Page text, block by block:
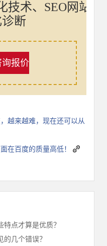
技术、SEO网站
断
询报价
越来越难，现在还可以从
在百度的质量高低！
点才算是优质？
几个错误？